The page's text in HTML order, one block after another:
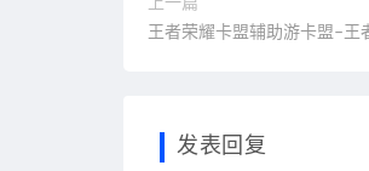
上一篇
王者荣耀卡盟辅助游卡盟–
发表回复